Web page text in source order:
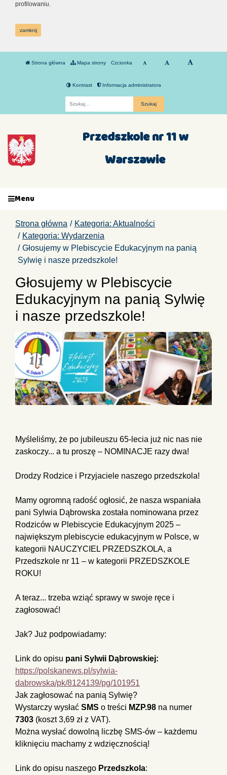
profilowaniu.
zamknij
Strona główna Mapa strony Czcionka
Kontrast Informacja administratora
Przedszkole nr 11 w
Warszawie
Menu
Strona główna
Kategoria: Aktualności
Kategoria: Wydarzenia
Głosujemy w Plebiscycie Edukacyjnym na panią
Sylwię i nasze przedszkole!
Głosujemy w Plebiscycie
Edukacyjnym na panią Sylwię
i nasze przedszkole!
Myśleliśmy, że po jubileuszu 65-lecia już nic nas nie
zaskoczy... a tu proszę – NOMINACJE razy dwa!
Drodzy Rodzice i Przyjaciele naszego przedszkola!
Mamy ogromną radość ogłosić, że nasza wspaniała
pani Sylwia Dąbrowska została nominowana przez
Rodziców w Plebiscycie Edukacyjnym 2025 –
największym plebiscycie edukacyjnym w Polsce, w
kategorii NAUCZYCIEL PRZEDSZKOLA, a
Przedszkole nr 11 – w kategorii PRZEDSZKOLE
ROKU!
A teraz... trzeba wziąć sprawy w swoje ręce i
zagłosować!
Jak? Już podpowiadamy:
Link do opisu pani Sylwii Dąbrowskiej:
https://polskanews.pl/sylwia-
dabrowska/pk/8124139/pg/101951
Jak zagłosować na panią Sylwię?
Wystarczy wysłać SMS o treści MZP.98 na numer
7303 (koszt 3,69 zł z VAT).
Można wysłać dowolną liczbę SMS-ów – każdemu
kliknięciu machamy z wdzięcznością!
Link do opisu naszego Przedszkola: